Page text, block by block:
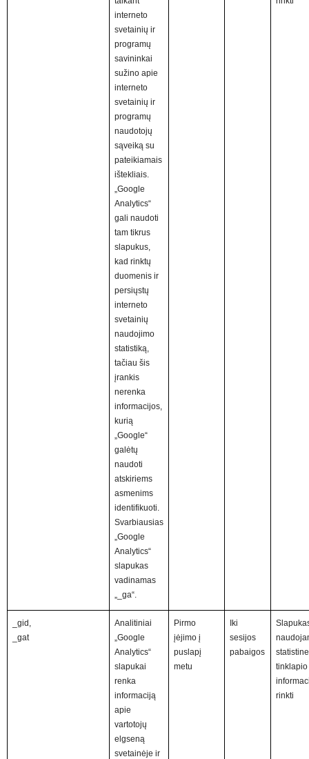
interneto
svetainių ir
programų
savininkai
sužino apie
interneto
svetainių ir
programų
naudotojų
sąveiką su
pateikiamais
ištekliais.
„Google
Analytics“
gali naudoti
tam tikrus
slapukus,
kad rinktų
duomenis ir
persiųstų
interneto
svetainių
naudojimo
statistiką,
tačiau šis
įrankis
nerenka
informacijos,
kurią
„Google“
galėtų
naudoti
atskiriems
asmenims
identifikuoti.
Svarbiausias
„Google
Analytics“
slapukas
vadinamas
„_ga“.
_gid,
_gat
Analitiniai
„Google
Analytics“
slapukai
renka
informaciją
apie
vartotojų
elgseną
svetainėje ir
Pirmo
įėjimo į
puslapį
metu
Iki
sesijos
pabaigos
tinklapio
rinkti